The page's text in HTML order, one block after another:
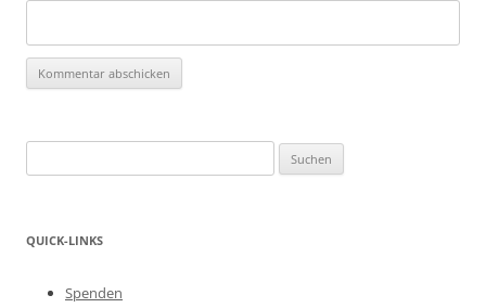
nach:
QUICK-LINKS
Spenden